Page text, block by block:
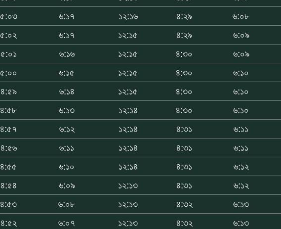
৫:০৩ ৬:১৭ ১২:১৬ ৪:২৯ ৬:০৮
৫:০২ ৬:১৭ ১২:১৫ ৪:২৯ ৬:০৯
৫:০১ ৬:১৬ ১২:১৫ ৪:৩০ ৬:০৯
৫:০০ ৬:১৫ ১২:১৫ ৪:৩০ ৬:১০
৪:৫৯ ৬:১৪ ১২:১৫ ৪:৩০ ৬:১০
৪:৫৮ ৬:১৩ ১২:১৪ ৪:৩০ ৬:১০
৪:৫৭ ৬:১২ ১২:১৪ ৪:৩১ ৬:১১
৪:৫৬ ৬:১১ ১২:১৪ ৪:৩১ ৬:১১
৪:৫৫ ৬:১০ ১২:১৪ ৪:৩১ ৬:১২
৪:৫৪ ৬:০৯ ১২:১৩ ৪:৩১ ৬:১২
৪:৫৩ ৬:০৮ ১২:১৩ ৪:৩২ ৬:১৩
৪:৫২ ৬:০৭ ১২:১৩ ৪:৩২ ৬:১৩